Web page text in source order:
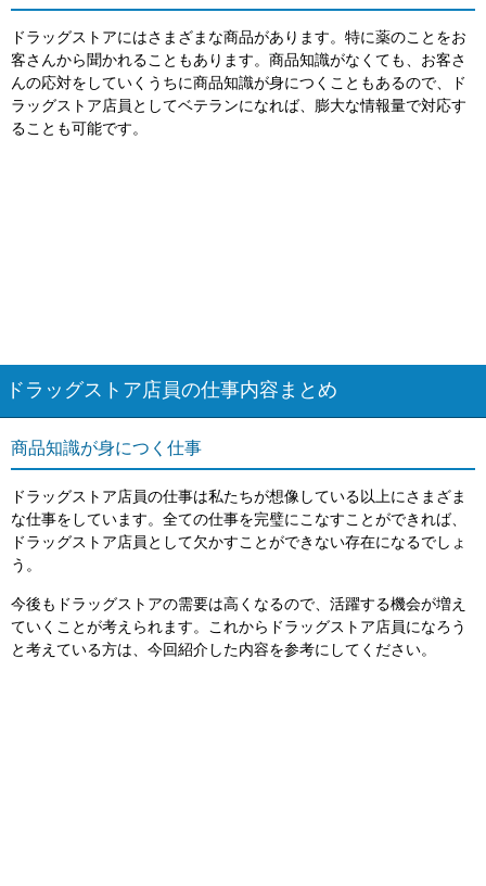
ドラッグストアにはさまざまな商品があります。特に薬のことをお
客さんから聞かれることもあります。商品知識がなくても、お客さ
んの応対をしていくうちに商品知識が身につくこともあるので、ド
ラッグストア店員としてベテランになれば、膨大な情報量で対応す
ることも可能です。
ドラッグストア店員の仕事内容まとめ
商品知識が身につく仕事
ドラッグストア店員の仕事は私たちが想像している以上にさまざま
な仕事をしています。全ての仕事を完璧にこなすことができれば、
ドラッグストア店員として欠かすことができない存在になるでしょ
う。
今後もドラッグストアの需要は高くなるので、活躍する機会が増え
ていくことが考えられます。これからドラッグストア店員になろう
と考えている方は、今回紹介した内容を参考にしてください。